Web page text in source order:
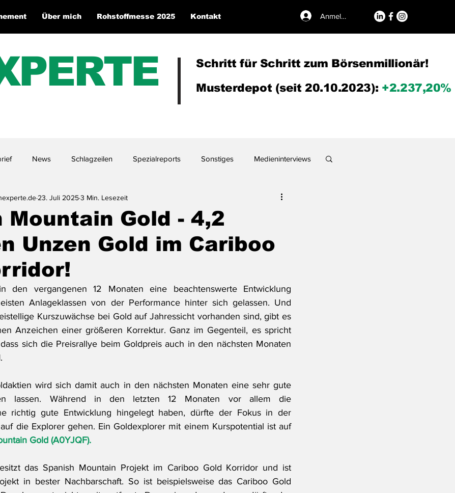
Über mich Rohstoffmesse 2025 Kontakt Anmelden
Schritt für Schritt zum Börsenmillionär!
Musterdepot (seit 20.10.2023): +2.237,20%
News Schlagzeilen Spezialreports Sonstiges Medieninterviews
Mountain Gold - 4,2
Unzen Gold im Cariboo
23. Juli 20253 Min. Lesezeit
den vergangenen 12 Monaten eine beachtenswerte Entwicklung
Anlageklassen von der Performance hinter sich gelassen. Und
Kurszuwächse bei Gold auf Jahressicht vorhanden sind, gibt es
Anzeichen einer größeren Korrektur. Ganz im Gegenteil, es spricht
sich die Preisrallye beim Goldpreis auch in den nächsten Monaten
wird sich damit auch in den nächsten Monaten eine sehr gute
lassen. Während in den letzten 12 Monaten vor allem die
richtig gute Entwicklung hingelegt haben, dürfte der Fokus in der
die Explorer gehen. Ein Goldexplorer mit einem Kurspotential ist auf
Gold (A0YJQF).
das Spanish Mountain Projekt im Cariboo Gold Korridor und ist
in bester Nachbarschaft. So ist beispielsweise das Cariboo Gold